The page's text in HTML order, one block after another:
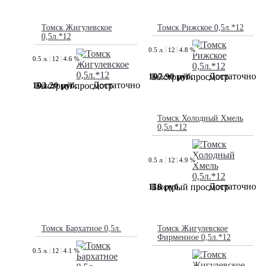
Томск Жигулевское
0,5л.*12
Быстрый просмотр
0.5 л. 12 4.6 %
103.20 руб. Достаточно
Томск Рижское 0,5л.*12
Быстрый просмотр
0.5 л. 12 4.8 %
107.90 руб. Достаточно
Томск Холодный Хмель
0,5л.*12
Быстрый просмотр
0.5 л. 12 4.9 %
118 руб. Достаточно
Томск Бархатное 0,5л.
0.5 л. 12 4.1 %
Томск Жигулевское
Фирменное 0,5л.*12